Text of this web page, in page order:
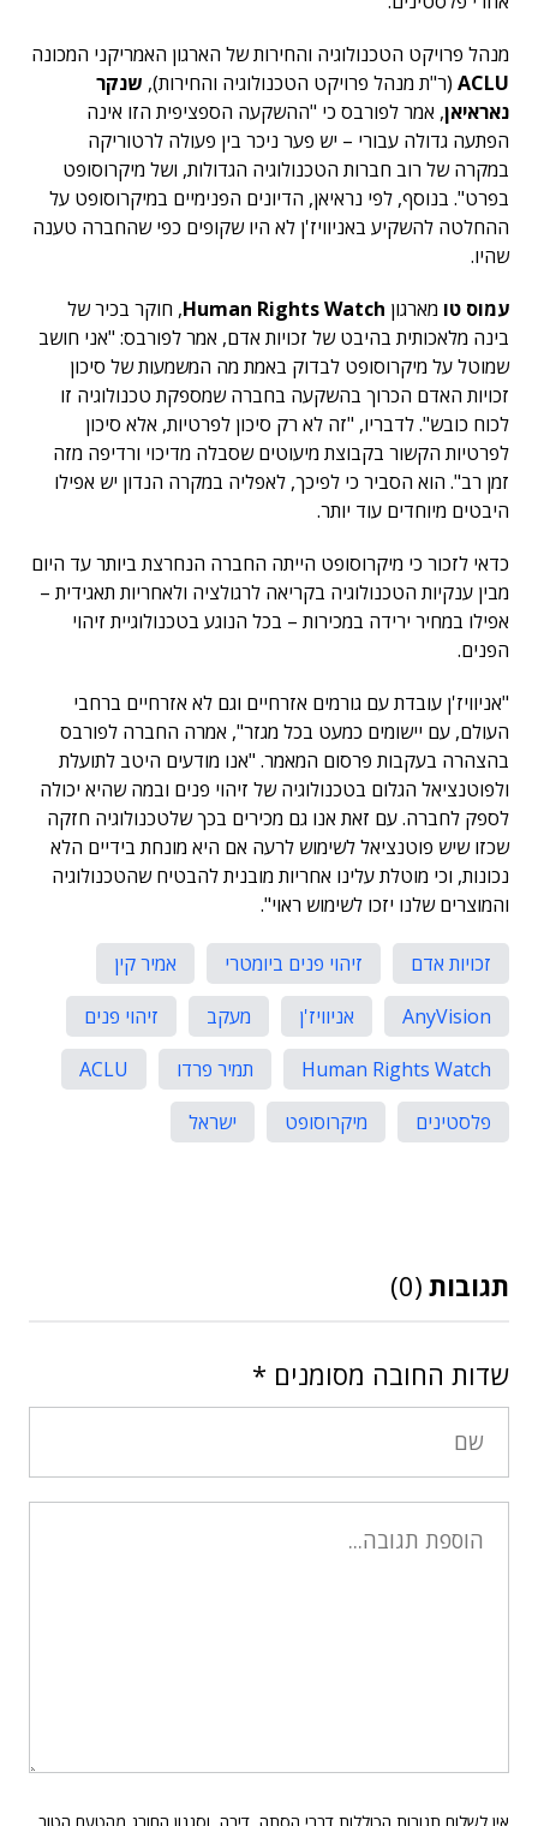
מנהל פרויקט הטכנולוגיה והחירות של הארגון האמריקני המכונה
ACLU (ר"ת מנהל פרויקט הטכנולוגיה והחירות), שנקר
נאראיאן, אמר לפורבס כי "ההשקעה הספציפית הזו אינה
הפתעה גדולה עבורי – יש פער ניכר בין פעולה לרטוריקה
במקרה של רוב חברות הטכנולוגיה הגדולות, ושל מיקרוסופט
בפרט". בנוסף, לפי נראיאן, הדיונים הפנימיים במיקרוסופט על
ההחלטה להשקיע באניוויז'ן לא היו שקופים כפי שהחברה טענה
שהיו.
עמוס טו מארגון Human Rights Watch, חוקר בכיר של
בינה מלאכותית בהיבט של זכויות אדם, אמר לפורבס: "אני חושב
שמוטל על מיקרוסופט לבדוק באמת מה המשמעות של סיכון
זכויות האדם הכרוך בהשקעה בחברה שמספקת טכנולוגיה זו
לכוח כובש". לדבריו, "זה לא רק סיכון לפרטיות, אלא סיכון
לפרטיות הקשור בקבוצת מיעוטים שסבלה מדיכוי ורדיפה מזה
זמן רב". הוא הסביר כי לפיכך, לאפליה במקרה הנדון יש אפילו
היבטים מיוחדים עוד יותר.
כדאי לזכור כי מיקרוסופט הייתה החברה הנחרצת ביותר עד היום
מבין ענקיות הטכנולוגיה בקריאה לרגולציה ולאחריות תאגידית –
אפילו במחיר ירידה במכירות – בכל הנוגע בטכנולוגיית זיהוי
הפנים.
"אניוויז'ן עובדת עם גורמים אזרחיים וגם לא אזרחיים ברחבי
העולם, עם יישומים כמעט בכל מגזר", אמרה החברה לפורבס
בהצהרה בעקבות פרסום המאמר. "אנו מודעים היטב לתועלת
ולפוטנציאל הגלום בטכנולוגיה של זיהוי פנים ובמה שהיא יכולה
לספק לחברה. עם זאת אנו גם מכירים בכך שלטכנולוגיה חזקה
שכזו שיש פוטנציאל לשימוש לרעה אם היא מונחת בידיים הלא
נכונות, וכי מוטלת עלינו אחריות מובנית להבטיח שהטכנולוגיה
והמוצרים שלנו יזכו לשימוש ראוי".
זכויות אדם זיהוי פנים ביומטרי
אמיר קין
AnyVision
אניוויז'ן מעקב
זיהוי פנים
Human Rights Watch
תמיר פרדו
ACLU
פלסטינים
מיקרוסופט ישראל
תגובות (0)
שדות החובה מסומנים *